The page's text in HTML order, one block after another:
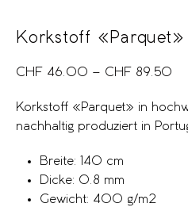
Korkstoff «Parquet»
CHF 46.00 – CHF 89.50
Korkstoff «Parquet» in
nachhaltig produziert in
Breite: 140 cm
Dicke: 0.8 mm
Gewicht: 400 g/m2